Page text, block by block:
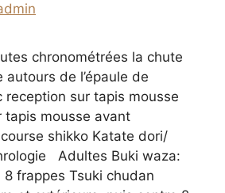
chronométrées la chute
autours de l’épaule de
reception sur tapis mousse
tapis mousse avant
shikko Katate dori/
Adultes Buki waza:
frappes Tsuki chudan